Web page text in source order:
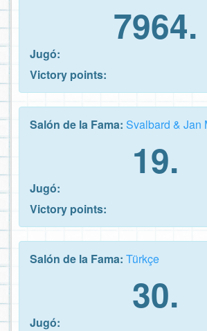
7964.
Jugó:
Victory points:
Salón de la Fama: Svalbard & Jan
19.
Jugó:
Victory points:
Salón de la Fama: Türkçe
30.
Jugó: